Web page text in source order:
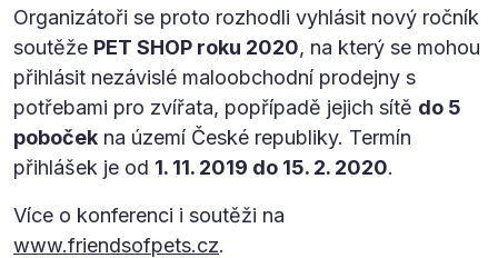
Organizátoři se proto rozhodli vyhlásit nový ročník
soutěže PET SHOP roku 2020, na který se mohou
přihlásit nezávislé maloobchodní prodejny s
potřebami pro zvířata, popřípadě jejich sítě do 5
poboček na území České republiky. Termín
přihlášek je od 1. 11. 2019 do 15. 2. 2020.
Více o konferenci i soutěži na
www.friendsofpets.cz.